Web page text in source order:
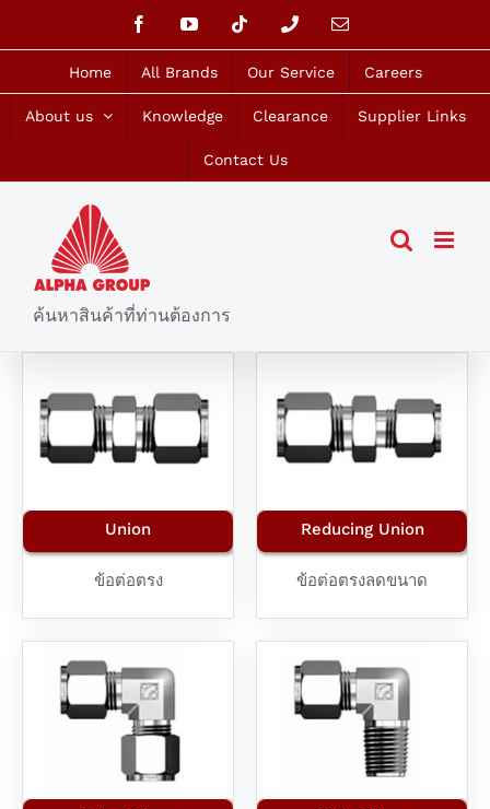
FacebookYouTube Tiktok PhoneEmail
Home All Brands Our Service Careers
About us Knowledge Clearance Supplier Links
Contact Us
ค้นหาสินค้าที่ท่านต้องการ
Union
ข้อต่อตรง
Reducing Union
ข้อต่อตรงลดขนาด